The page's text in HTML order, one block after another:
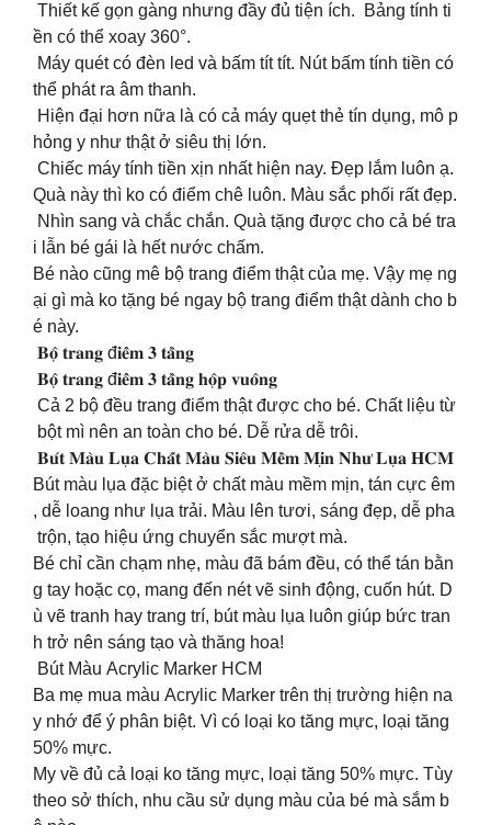
Thiết kế gọn gàng nhưng đầy đủ tiện ích. Bảng tính ti
ền có thể xoay 360°.
Máy quét có đèn led và bấm tít tít. Nút bấm tính tiền có
thể phát ra âm thanh.
Hiện đại hơn nữa là có cả máy quẹt thẻ tín dụng, mô p
hỏng y như thật ở siêu thị lớn.
Chiếc máy tính tiền xịn nhất hiện nay. Đẹp lắm luôn ạ.
Quà này thì ko có điểm chê luôn. Màu sắc phối rất đẹp.
Nhìn sang và chắc chắn. Quà tặng được cho cả bé tra
i lẫn bé gái là hết nước chấm.
Bé nào cũng mê bộ trang điểm thật của mẹ. Vậy mẹ ng
ại gì mà ko tặng bé ngay bộ trang điểm thật dành cho b
é này.
𝐁𝐨̣̂ 𝐭𝐫𝐚𝐧𝐠 đ𝐢𝐞̂̉𝐦 𝟑 𝐭𝐚̂̀𝐧𝐠
𝐁𝐨̣̂ 𝐭𝐫𝐚𝐧𝐠 đ𝐢𝐞̂̉𝐦 𝟑 𝐭𝐚̂̀𝐧𝐠 𝐡𝐨̣̂𝐩 𝐯𝐮𝐨̂𝐧𝐠
Cả 2 bộ đều trang điểm thật được cho bé. Chất liệu từ
bột mì nên an toàn cho bé. Dễ rửa dễ trôi.
𝐁𝐮́𝐭 𝐌𝐚̀𝐮 𝐋𝐮̣𝐚 𝐂𝐡𝐚̂́𝐭 𝐌𝐚̀𝐮 𝐒𝐢𝐞̂𝐮 𝐌𝐞̂̀𝐦 𝐌𝐢̣𝐧 𝐍𝐡𝐮̛ 𝐋𝐮̣𝐚 𝐇𝐂𝐌
Bút màu lụa đặc biệt ở chất màu mềm mịn, tán cực êm
, dễ loang như lụa trải. Màu lên tươi, sáng đẹp, dễ pha
trộn, tạo hiệu ứng chuyển sắc mượt mà.
Bé chỉ cần chạm nhẹ, màu đã bám đều, có thể tán bằn
g tay hoặc cọ, mang đến nét vẽ sinh động, cuốn hút. D
ù vẽ tranh hay trang trí, bút màu lụa luôn giúp bức tran
h trở nên sáng tạo và thăng hoa!
Bút Màu Acrylic Marker HCM
Ba mẹ mua màu Acrylic Marker trên thị trường hiện na
y nhớ để ý phân biệt. Vì có loại ko tăng mực, loại tăng
50% mực.
My về đủ cả loại ko tăng mực, loại tăng 50% mực. Tùy
theo sở thích, nhu cầu sử dụng màu của bé mà sắm b